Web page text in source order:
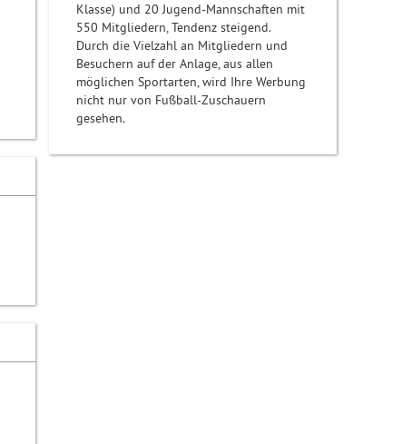
Klasse) und 20 Jugend-Mannschaften mit
550 Mitgliedern, Tendenz steigend.
Durch die Vielzahl an Mitgliedern und
Besuchern auf der Anlage, aus allen
möglichen Sportarten, wird Ihre Werbung
nicht nur von Fußball-Zuschauern
gesehen.